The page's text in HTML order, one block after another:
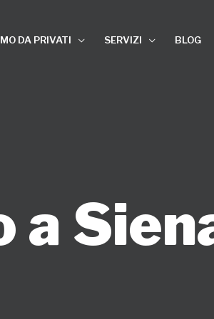
DA PRIVATI SERVIZI BLOG